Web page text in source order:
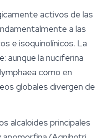
activos de las
a las
e isoquinolínicos. La
aunque la nuciferina
como en
globales divergen de
alcaloides principales